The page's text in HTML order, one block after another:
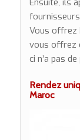
Vous offrez
vous offrez
ci n’a pas
Rendez
Maroc